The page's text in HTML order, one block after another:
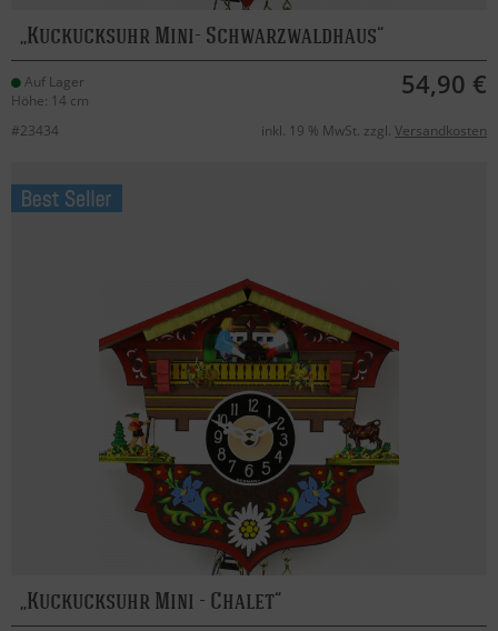
Kuckucksuhr Mini- Schwarzwaldhaus
Auf Lager
Höhe: 14 cm
54,90 €
#23434 inkl. 19 % MwSt. zzgl. Versandkosten
Kuckucksuhr Mini - Chalet